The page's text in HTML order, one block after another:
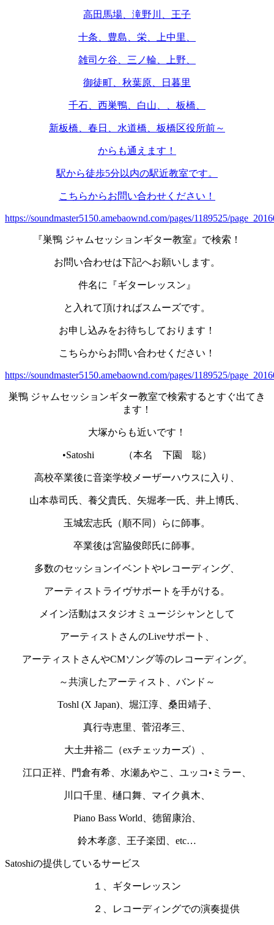
高田馬場、滝野川、王子
十条、豊島、栄、上中里、
雑司ケ谷、三ノ輪、上野、
御徒町、秋葉原、日暮里
千石、西巣鴨、白山、、板橋、
新板橋、春日、水道橋、板橋区役所前～
からも通えます！
駅から徒歩5分以内の駅近教室です。
こちらからお問い合わせください！
https://soundmaster5150.amebaownd.com/pages/1189525/
『巣鴨 ジャムセッションギター教室』で検索！
お問い合わせは下記へお願いします。
件名に『ギターレッスン』
と入れて頂ければスムーズです。
お申し込みをお待ちしております！
こちらからお問い合わせください！
https://soundmaster5150.amebaownd.com/pages/1189525/
巣鴨 ジャムセッションギター教室で検索するとすぐ出てき
ます！
大塚からも近いです！
•Satoshi （本名 下園 聡）
高校卒業後に音楽学校メーザーハウスに入り、
山本恭司氏、養父貴氏、矢堀孝一氏、井上博氏、
玉城宏志氏（順不同）らに師事。
卒業後は宮脇俊郎氏に師事。
多数のセッションイベントやレコーディング、
アーティストライヴサポートを手がける。
メイン活動はスタジオミュージシャンとして
アーティストさんのLiveサポート、
アーティストさんやCMソング等のレコーディング。
～共演したアーティスト、バンド～
Toshl (X Japan)、堀江淳、桑田靖子、
真行寺恵里、菅沼孝三、
大土井裕二（exチェッカーズ）、
江口正祥、門倉有希、水瀬あやこ、ユッコ•ミラー、
川口千里、樋口舞、マイク眞木、
Piano Bass World、徳留康治、
鈴木孝彦、王子楽団、etc…
Satoshiの提供しているサービス
１、ギターレッスン
２、レコーディングでの演奏提供